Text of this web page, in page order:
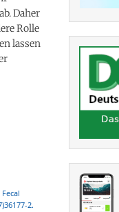
Daher
Rolle
lassen
2.